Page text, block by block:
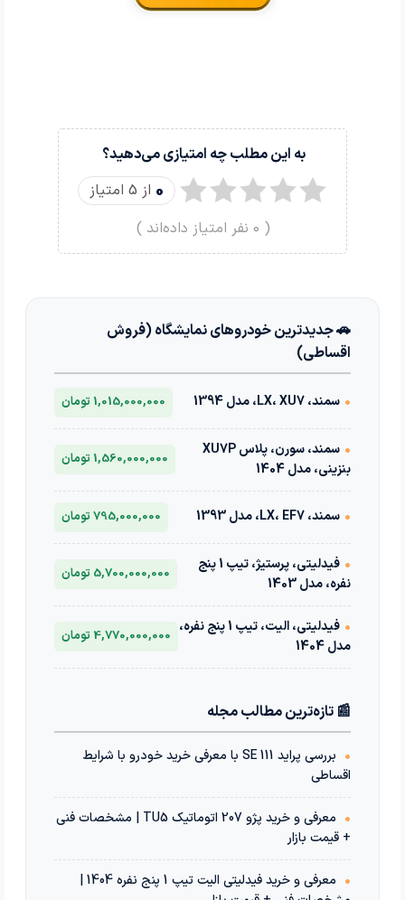
به این مطلب چه امتیازی می‌دهید؟
0 از 5 امتیاز
(
0 نفر امتیاز داده‌اند )
🚗 جدیدترین خودروهای نمایشگاه (فروش
اقساطی)
• سمند، LX، XU7، مدل 1394 1,015,000,000 تومان
•
سمند، سورن، پلاس XU7P
بنزینی، مدل 1404
1,560,000,000 تومان
• سمند، LX، EF7، مدل 1393 795,000,000 تومان
•
فیدلیتی، پرستیژ، تیپ 1 پنج
نفره، مدل 1403
5,700,000,000 تومان
•
فیدلیتی، الیت، تیپ 1 پنج نفره،
مدل 1404
4,770,000,000 تومان
📰 تازه‌ترین مطالب مجله
•
بررسی پراید 111 SE با معرفی خرید خودرو با شرایط
اقساطی
•
معرفی و خرید پژو 207 اتوماتیک TU5 | مشخصات فنی
+ قیمت بازار
•
معرفی و خرید فیدلیتی الیت تیپ 1 پنج نفره 1404 |